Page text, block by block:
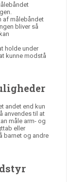
af målebåndet
bliver så
holde under
kunne modstå
andet end kun
anvendes til at
måle arm- og
eller
barnet og andre